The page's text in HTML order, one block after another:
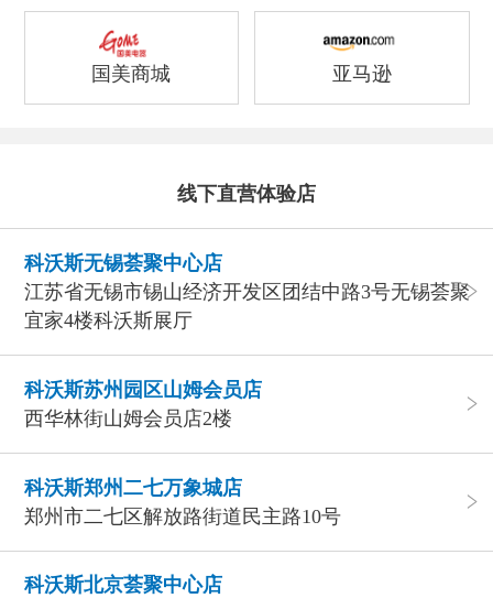
国美商城 亚马逊
线下直营体验店
科沃斯无锡荟聚中心店
江苏省无锡市锡山经济开发区团结中路3号无锡荟聚
宜家4楼科沃斯展厅
科沃斯苏州园区山姆会员店
西华林街山姆会员店2楼
科沃斯郑州二七万象城店
郑州市二七区解放路街道民主路10号
科沃斯北京荟聚中心店